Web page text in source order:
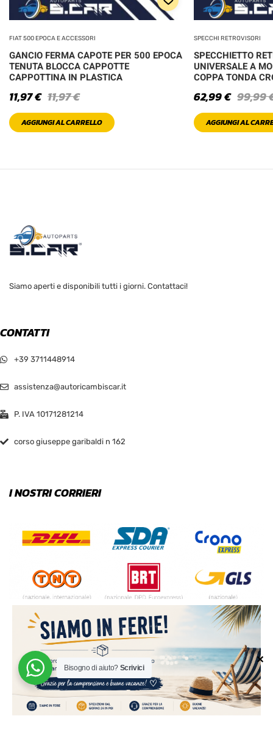
✕
FIAT 500 EPOCA E ACCESSORI
GANCIO FERMA CAPOTE PER 500 EPOCA
TENUTA BLOCCA CAPPOTTE
CAPPOTTINA IN PLASTICA
11,97€
11,97€
AGGIUNGI AL CARRELLO
SPECCHI RETROVISORI
SPECCHIETTO
UNIVERSALE A
COPPA TONDA
99,99
62,99€
AGGIUNGI AL
Siamo aperti e disponibili tutti i giorni. Contattaci!
CONTATTI
+39 3711448914
assistenza@autoricambiscar.it
P. IVA 10171281214
corso giuseppe garibaldi n 162
I NOSTRI CORRIERI
© 2024 | MADE WITH ♥️ BY
Bisogno di aiuto? Scrivici